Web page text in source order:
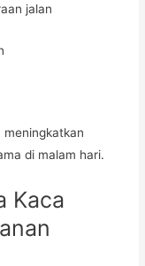
jalan
meningkatkan
di malam hari.
Kaca